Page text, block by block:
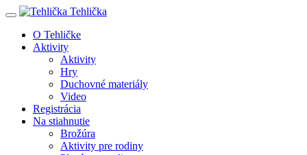
Tehlička
O Tehličke
Aktivity
Aktivity
Hry
Duchovné materiály
Video
Registrácia
Na stiahnutie
Brožúra
Aktivity pre rodiny